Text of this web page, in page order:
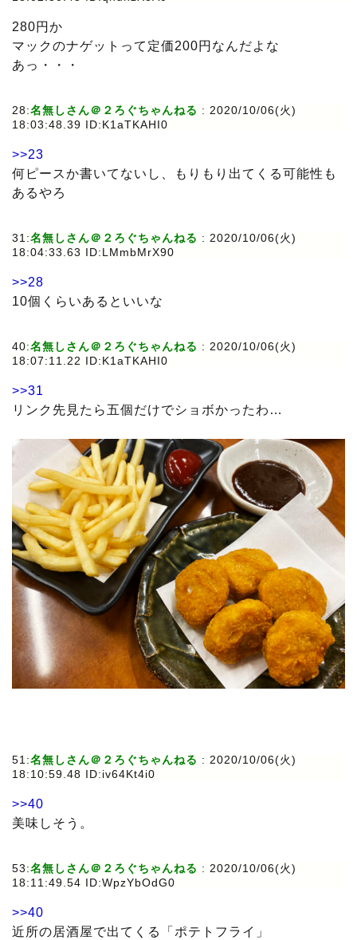
280円か
マックのナゲットって定価200円なんだよな
あっ・・・
28:名無しさん＠２ろぐちゃんねる : 2020/10/06(火)
18:03:48.39 ID:K1aTKAHI0
>>23
何ピースか書いてないし、もりもり出てくる可能性も
あるやろ
31:名無しさん＠２ろぐちゃんねる : 2020/10/06(火)
18:04:33.63 ID:LMmbMrX90
>>28
10個くらいあるといいな
40:名無しさん＠２ろぐちゃんねる : 2020/10/06(火)
18:07:11.22 ID:K1aTKAHI0
>>31
リンク先見たら五個だけでショボかったわ…
51:名無しさん＠２ろぐちゃんねる : 2020/10/06(火)
18:10:59.48 ID:iv64Kt4i0
>>40
美味しそう。
53:名無しさん＠２ろぐちゃんねる : 2020/10/06(火)
18:11:49.54 ID:WpzYbOdG0
>>40
近所の居酒屋で出てくる「ポテトフライ」